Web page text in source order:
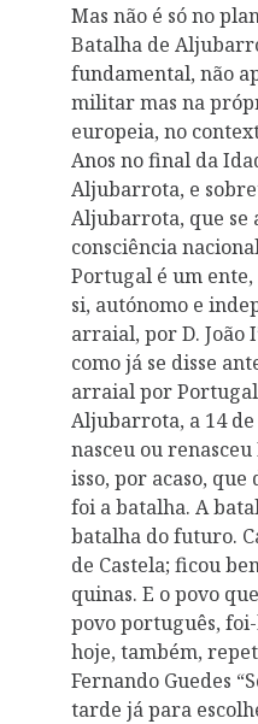
Mas não é só no
Batalha de
fundamental, não
militar mas na
europeia, no
Anos no final da
Aljubarrota, e
Aljubarrota, que se
consciência
Portugal é um
si, autónomo e
arraial, por D. João
como já se disse
arraial por
Aljubarrota, a 14 de
nasceu ou
isso, por acaso,
foi a batalha. A
batalha do futuro.
de Castela; ficou
quinas. E o povo
povo português,
hoje, também,
Fernando Guedes
tarde já para